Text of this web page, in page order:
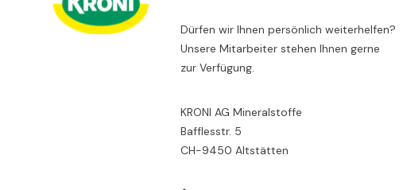
Dürfen wir Ihnen persönlich weiterhelfen?
Unsere Mitarbeiter stehen Ihnen gerne
zur Verfügung.
KRONI AG Mineralstoffe
Bafflesstr. 5
CH-9450 Altstätten